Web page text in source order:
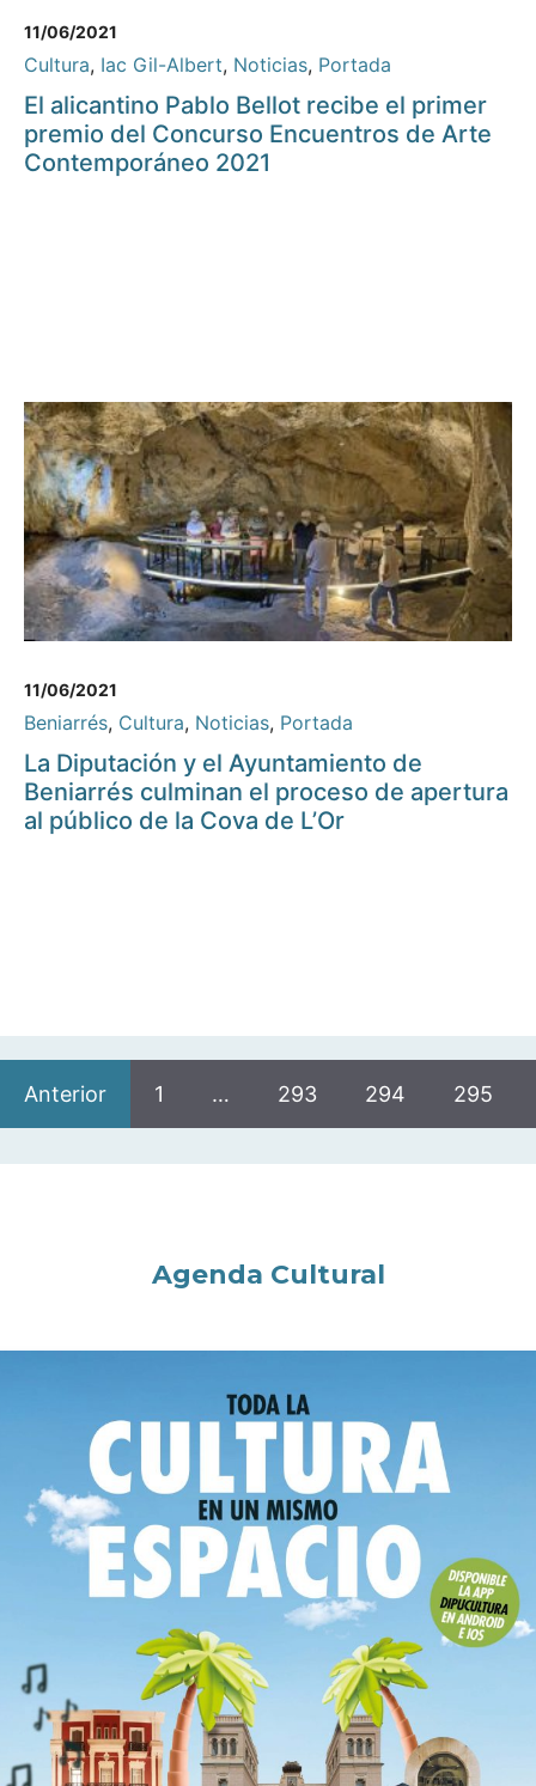
11/06/2021
Cultura, Iac Gil-Albert, Noticias, Portada
El alicantino Pablo Bellot recibe el primer
premio del Concurso Encuentros de Arte
Contemporáneo 2021
11/06/2021
Beniarrés, Cultura, Noticias, Portada
La Diputación y el Ayuntamiento de
Beniarrés culminan el proceso de apertura
al público de la Cova de L’Or
Anterior 1 … 293 294 295
Agenda Cultural